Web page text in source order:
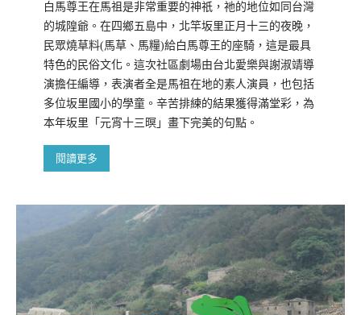
白馬尊王在馬祖是非常重要的神祇，祂的地位如同台灣
的城隍爺。在四鄉五島中，北竿坂里正月十三的夜晚，
民眾燒草料(馬草、馬糧)給白馬尊王的座騎，這是最具
特色的民俗文化。這次社區劇場由台北愛樂與謝淑靖導
演擔任編導，表演者全是馬祖在地的素人演員，也包括
多位坂里國小的學童。辛苦排練的結果獲得滿堂彩，為
本年坂里「元宵十三暝」畫下完美的句點。
閱讀更多